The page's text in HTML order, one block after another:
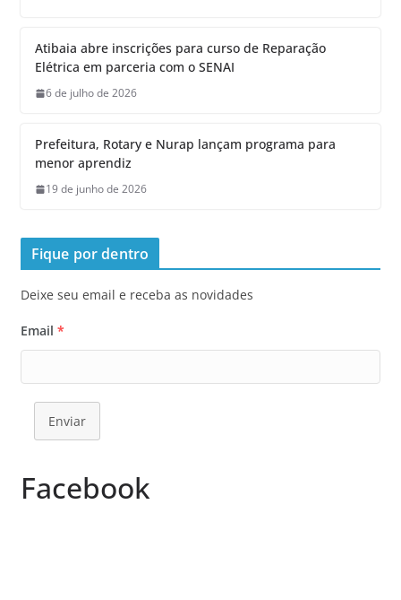
Atibaia abre inscrições para curso de Reparação
Elétrica em parceria com o SENAI
6 de julho de 2026
Prefeitura, Rotary e Nurap lançam programa para
menor aprendiz
19 de junho de 2026
Fique por dentro
Deixe seu email e receba as novidades
Email *
Enviar
Facebook